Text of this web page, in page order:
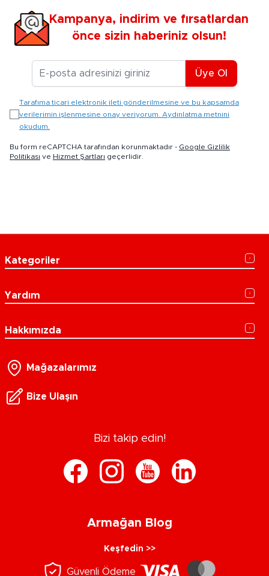
Kampanya, indirim ve fırsatlardan
önce sizin haberiniz olsun!
E-posta Adresiniz
Üye Ol
Tarafıma ticari elektronik ileti gönderilmesine ve bu kapsamda
verilerimin işlenmesine onay veriyorum. Aydınlatma metnini
okudum.
Bu form reCAPTCHA tarafından korunmaktadır - Google Gizlilik
Politikası ve Hizmet Şartları geçerlidir.
Kategoriler
Yardım
Hakkımızda
Mağazalarımız
Bize Ulaşın
Bizi takip edin!
Armağan Blog
Keşfedin >>
Güvenli Ödeme